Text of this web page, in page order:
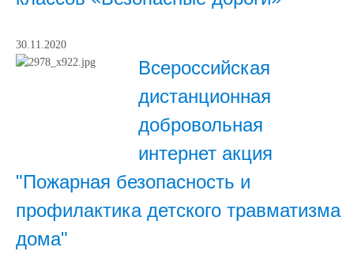
30.11.2020
Всероссийская
дистанционная
добровольная
интернет акция
"Пожарная безопасность и
профилактика детского травматизма
дома"